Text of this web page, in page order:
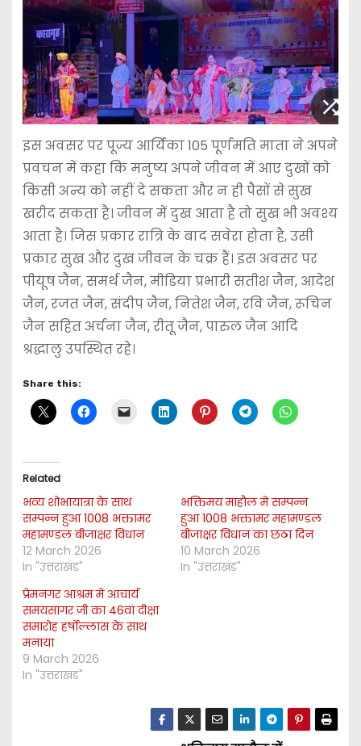
इस अवसर पर पूज्य आर्यिका 105 पूर्णमति माता ने अपने
प्रवचन में कहा कि मनुष्य अपने जीवन में आए दुखों को
किसी अन्य को नहीं दे सकता और न ही पैसों से सुख
खरीद सकता है। जीवन में दुख आता है तो सुख भी अवश्य
आता है। जिस प्रकार रात्रि के बाद सवेरा होता है, उसी
प्रकार सुख और दुख जीवन के चक्र हैं। इस अवसर पर
पीयूष जैन, समर्थ जैन, मीडिया प्रभारी सतीश जैन, आदेश
जैन, रजत जैन, संदीप जैन, नितेश जैन, रवि जैन, रूचिन
जैन सहित अर्चना जैन, रीतू जैन, पारुल जैन आदि
श्रद्धालु उपस्थित रहे।
Share this:
Related
भव्य शोभायात्रा के साथ
सम्पन्न हुआ 1008 भक्तामर
महामण्डल बीजाक्षर विधान
12 March 2026
In "उत्तराखंड"
भक्तिमय माहौल में सम्पन्न
हुआ 1008 भक्तामर महामण्डल
बीजाक्षर विधान का छठा दिन
10 March 2026
In "उत्तराखंड"
प्रेमनगर आश्रम में आचार्य
समयसागर जी का 46वां दीक्षा
समारोह हर्षोल्लास के साथ
मनाया
9 March 2026
In "उत्तराखंड"